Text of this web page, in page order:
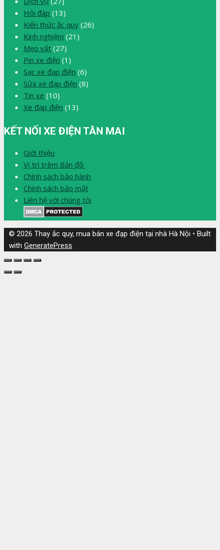
Hỏi đáp (13)
Kiến thức ắc quy (26)
Kinh nghiệm (21)
Mẹo vặt (27)
Pin xe điện (1)
Sạc xe đạp điện (6)
Sửa xe đạp điện (8)
Tin xe (10)
Xe đạp điện (13)
KẾT NỐI XE ĐIỆN TÂN MAI
Giới thiệu
Vị trí trêm Bản đồ
Chính sách bảo hành
Chính sách bảo mật
Liên hệ với chúng tôi
© 2026 Thay ắc quy, mua bán xe đạp điện tại nhà Hà Nội • Built
with GeneratePress